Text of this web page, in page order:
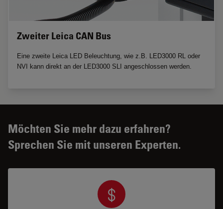
Zweiter Leica CAN Bus
Eine zweite Leica LED Beleuchtung, wie z.B. LED3000 RL oder
NVI kann direkt an der LED3000 SLI angeschlossen werden.
Möchten Sie mehr dazu erfahren?
Sprechen Sie mit unseren Experten.